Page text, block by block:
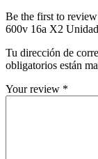
Be the first to
600v 16a X2
Tu dirección de
obligatorios están
Your review *